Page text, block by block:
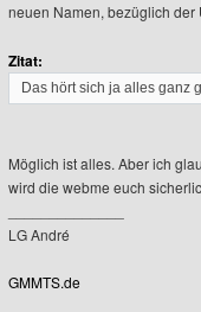
neuen Namen, bezüglich der
Zitat:
Das hört sich ja alles ganz
Möglich ist alles. Aber ich
wird die webme euch
LG André
GMMTS.de